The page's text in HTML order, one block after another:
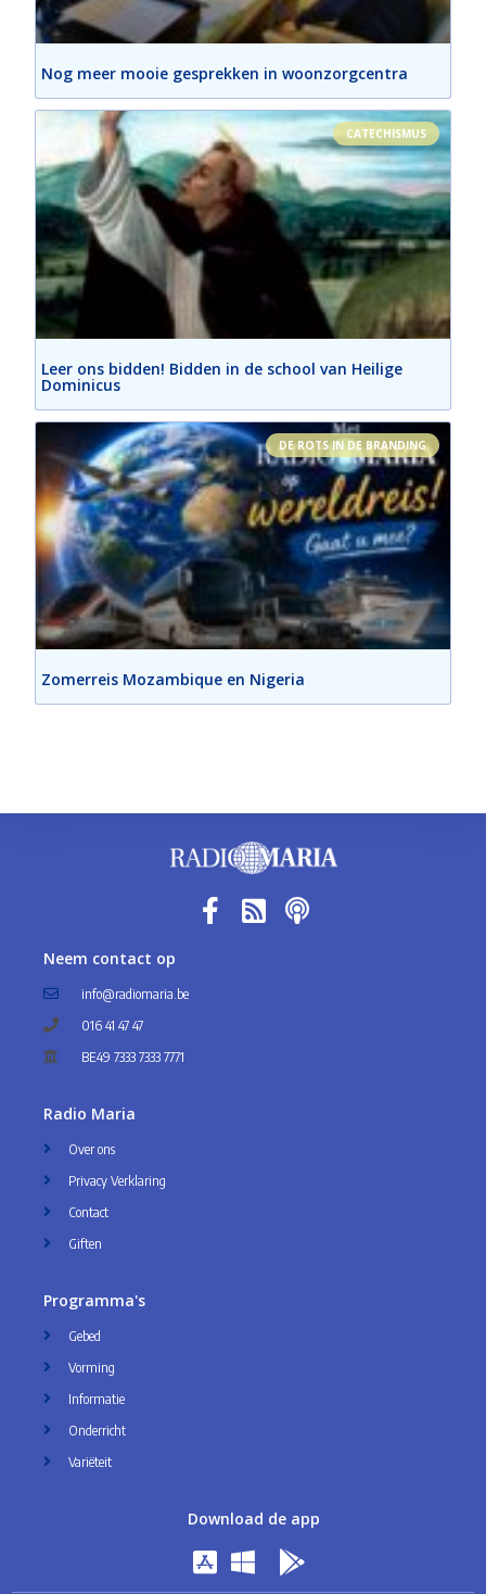
Nog meer mooie gesprekken in woonzorgcentra
CATECHISMUS
Leer ons bidden! Bidden in de school van Heilige
Dominicus
DE ROTS IN DE BRANDING
Zomerreis Mozambique en Nigeria
Neem contact op
info@radiomaria.be
016 41 47 47
BE49 7333 7333 7771
Radio Maria
Over ons
Privacy Verklaring
Contact
Giften
Programma's
Gebed
Vorming
Informatie
Onderricht
Variëteit
Download de app